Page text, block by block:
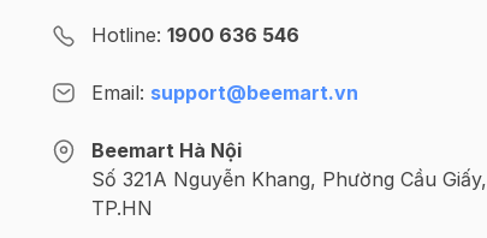
Hotline: 1900 636 546
Email: support@beemart.vn
Beemart Hà Nội
Số 321A Nguyễn Khang, Phường Cầu Giấy,
TP.HN